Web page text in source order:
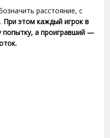
расстояние, с
При этом каждый игрок в
попытку, а проигравший —